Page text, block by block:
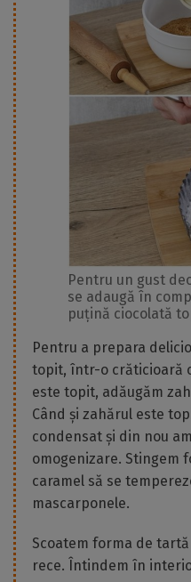
Pentru un gust
se adaugă în
puțină ciocolată
Pentru a prepara
topit, într-o crăticioară
este topit, adăugăm
Când și zahărul este
condensat și din nou
omogenizare. Stingem
caramel să se
mascarponele.
Scoatem forma de
rece. Întindem în